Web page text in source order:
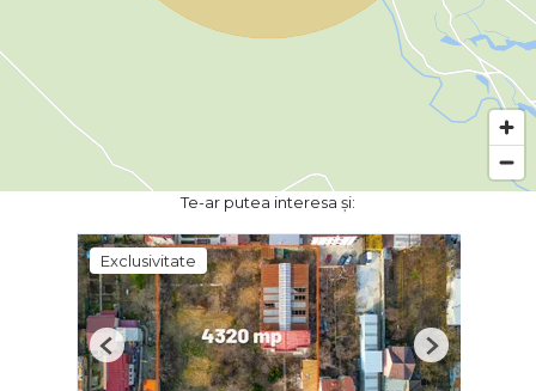
Te-ar putea interesa și:
Exclusivitate
Previous Next